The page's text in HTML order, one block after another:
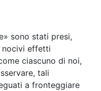
sono stati presi,
nocivi effetti
ciascuno di noi,
tali
a fronteggiare